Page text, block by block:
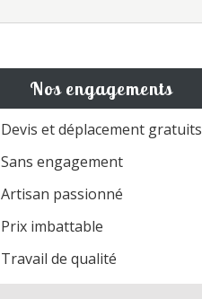
Nos engagements
Devis et déplacement gratuits
Sans engagement
Artisan passionné
Prix imbattable
Travail de qualité